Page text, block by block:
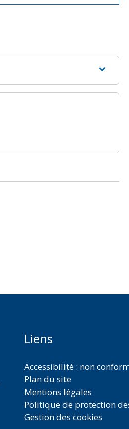
Liens
Accessibilité : non
Plan du site
Mentions légales
Politique de protection
Gestion des cookies